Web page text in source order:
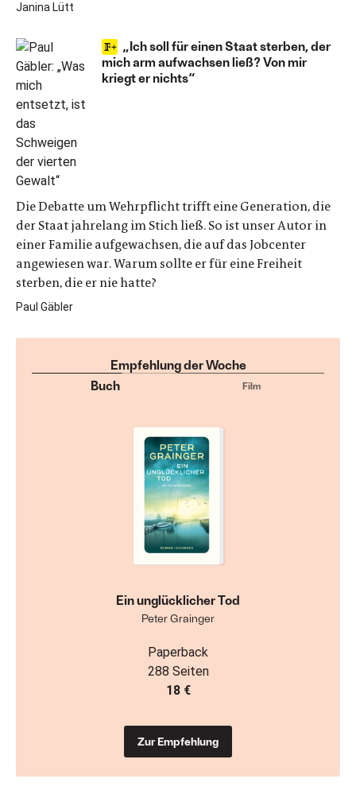
Janina Lütt
„Ich soll für einen Staat sterben, der
mich arm aufwachsen ließ? Von mir
kriegt er nichts“
Die Debatte um Wehrpflicht trifft eine Generation, die
der Staat jahrelang im Stich ließ. So ist unser Autor in
einer Familie aufgewachsen, die auf das Jobcenter
angewiesen war. Warum sollte er für eine Freiheit
sterben, die er nie hatte?
Paul Gäbler
Empfehlung der Woche
Buch
Film
Ein unglücklicher Tod
Peter Grainger
Paperback
288 Seiten
18 €
Zur Empfehlung